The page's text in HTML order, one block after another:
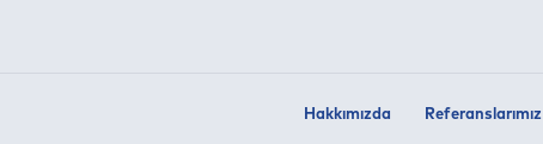
Hakkımızda Referanslarımız